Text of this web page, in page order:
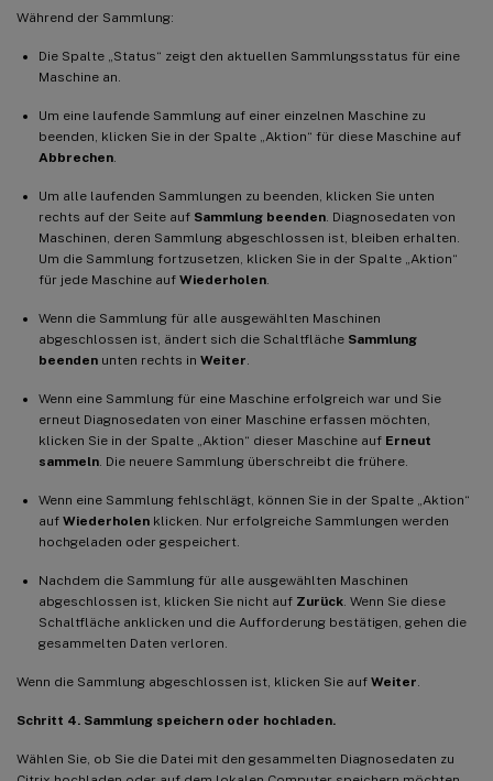
Während der Sammlung:
Die Spalte „Status“ zeigt den aktuellen Sammlungsstatus für eine
Maschine an.
Um eine laufende Sammlung auf einer einzelnen Maschine zu
beenden, klicken Sie in der Spalte „Aktion“ für diese Maschine auf
Abbrechen
Um alle laufenden Sammlungen zu beenden, klicken Sie unten
rechts auf der Seite auf Sammlung beenden . Diagnosedaten von
Maschinen, deren Sammlung abgeschlossen ist, bleiben erhalten.
Um die Sammlung fortzusetzen, klicken Sie in der Spalte „Aktion“
für jede Maschine auf Wiederholen
Wenn die Sammlung für alle ausgewählten Maschinen
abgeschlossen ist, ändert sich die Schaltfläche Sammlung
beenden unten rechts in Weiter
Wenn eine Sammlung für eine Maschine erfolgreich war und Sie
erneut Diagnosedaten von einer Maschine erfassen möchten,
klicken Sie in der Spalte „Aktion“ dieser Maschine auf Erneut
sammeln . Die neuere Sammlung überschreibt die frühere.
Wenn eine Sammlung fehlschlägt, können Sie in der Spalte „Aktion“
auf Wiederholen klicken. Nur erfolgreiche Sammlungen werden
hochgeladen oder gespeichert.
Nachdem die Sammlung für alle ausgewählten Maschinen
abgeschlossen ist, klicken Sie nicht auf Zurück . Wenn Sie diese
Schaltfläche anklicken und die Aufforderung bestätigen, gehen die
gesammelten Daten verloren.
Wenn die Sammlung abgeschlossen ist, klicken Sie auf Weiter
Schritt 4. Sammlung speichern oder hochladen.
Wählen Sie, ob Sie die Datei mit den gesammelten Diagnosedaten zu